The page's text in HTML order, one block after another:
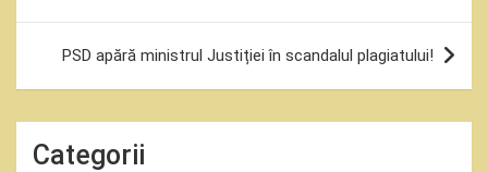
articole
PSD apără ministrul Justiției în scandalul plagiatului!
Categorii